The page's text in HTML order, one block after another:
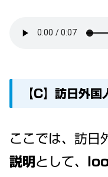
【C】訪日外国
ここでは、訪日
説明 として、